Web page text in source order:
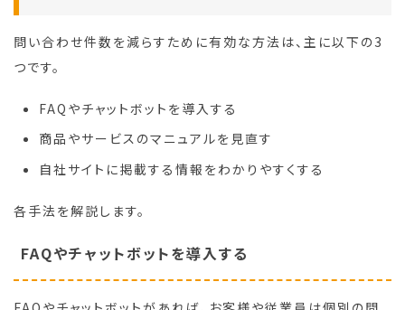
問い合わせ件数を減らすために有効な方法は、主に以下の3
つです。
FAQやチャットボットを導入する
商品やサービスのマニュアルを見直す
自社サイトに掲載する情報をわかりやすくする
各手法を解説します。
FAQやチャットボットを導入する